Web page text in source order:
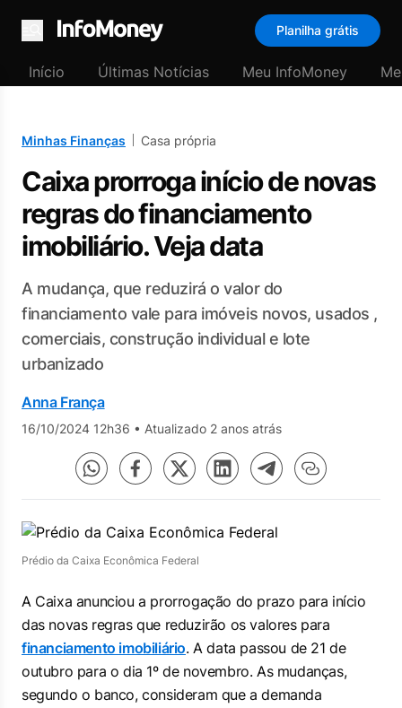
Menu
Planilha grátis
Início Últimas Notícias Meu InfoMoney
Minhas Finanças Casa própria
Caixa prorroga início de novas
regras do financiamento
imobiliário. Veja data
A mudança, que reduzirá o valor do
financiamento vale para imóveis novos, usados ,
comerciais, construção individual e lote
urbanizado
Anna França
16/10/2024 12h36 • Atualizado 2 anos atrás
Prédio da Caixa Econômica Federal
A Caixa anunciou a prorrogação do prazo para início
das novas regras que reduzirão os valores para
financiamento imobiliário. A data passou de 21 de
outubro para o dia 1º de novembro. As mudanças,
segundo o banco, consideram que a demanda